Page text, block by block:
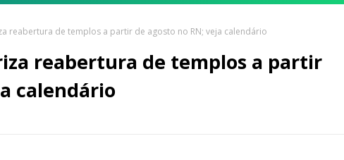
reabertura de templos a partir de agosto no RN; veja calendário
reabertura de templos a partir
calendário